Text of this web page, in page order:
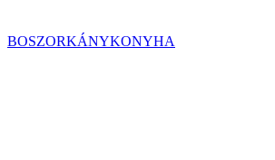
BOSZORKÁNYKONYHA